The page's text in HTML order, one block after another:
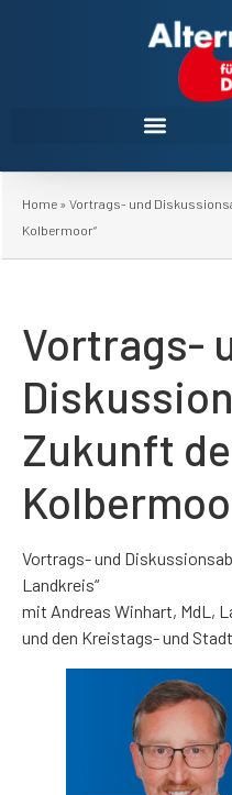
Home » Vortrags- und
Kolbermoor“
Vortrags-
Zukunft
Vortrags- und
Landkreis“
mit Andreas Winhart, MdL,
und den Kreistags- und